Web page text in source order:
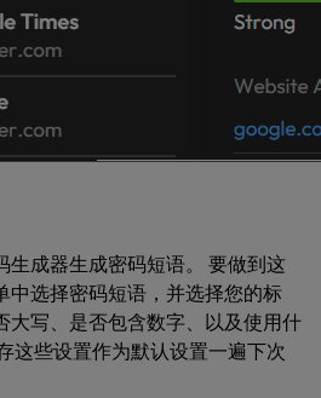
生成器生成密码短语。 要做到这
中选择密码短语 ，并选择您的标
大写、是否包含数字、以及使用什
这些设置作为默认设置一遍下次